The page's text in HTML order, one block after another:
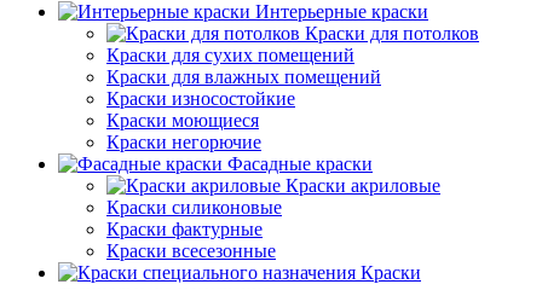
Интерьерные краски
Краски для потолков
Краски для сухих помещений
Краски для влажных помещений
Краски износостойкие
Краски моющиеся
Краски негорючие
Фасадные краски
Краски акриловые
Краски силиконовые
Краски фактурные
Краски всесезонные
Краски